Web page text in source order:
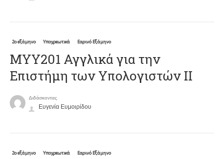
2ο εξάμηνο Υποχρεωτικά Εαρινό Εξάμηνο
ΜΥΥ201 Αγγλικά για την
Επιστήμη των Υπολογιστών II
Διδάσκοντας
Ευγενία Ευμοιρίδου
2ο εξάμηνο Υποχρεωτικά Εαρινό Εξάμηνο